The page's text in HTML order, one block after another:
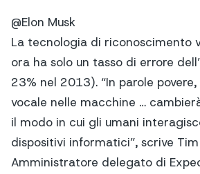
@Elon Musk
La tecnologia di riconoscimento
ora ha solo un tasso di errore
23% nel 2013). “In parole
vocale nelle macchine …
il modo in cui gli umani
dispositivi informatici”, scrive
Amministratore delegato di